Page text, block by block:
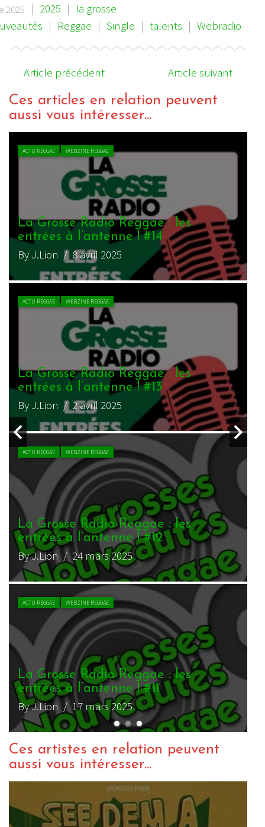
2025 | 2025 | la grosse
| Reggae | Single | talents | Webradio
Article précédent Article suivant
Ces articles en relation peuvent
aussi vous intéresser...
ACTU REGGAE WEBZINE REGGAE
La Grosse Radio Reggae : les
entrées à l’antenne ! #10
By J.Lion / 12 mars 2025
ACTU REGGAE WEBZINE REGGAE
La Grosse Radio Reggae : les
entrées à l’antenne ! #1
By J.Lion / 6 janvier 2025
Ces artistes en relation peuvent
aussi vous intéresser...